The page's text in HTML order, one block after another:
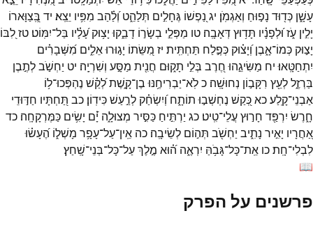
עָשָׁ֑ן כְּד֖וּד נָפ֣וּחַ וְאַגְמֹֽן׃ יג נַ֭פְשׁוֹ גֶּחָלִ֣ים תְּלַהֵ֑ט וְ֝לַ֗הַב מִפִּ֥יו יֵצֵֽא׃ יד בְּֽ֭צַוָּארוֹ
יָלִ֣ין עֹ֑זוּ֝לְפָנָ֗יו תָּד֥וּץדְּאָבָֽה׃ טו מַפְּלֵ֣י בְשָׂר֣וֹ דָבֵ֑קוּ יָצ֥וּק עָ֝לָ֗יו בַּל־יִמּֽוֹט׃ טזלִ֭בּוֹ
יָצ֣וּק כְּמוֹ־אָ֑בֶן וְ֝יָצ֗וּק כְּפֶ֣לַח תַּחְתִּֽית׃ יז מִ֭שֵּׂתוֹ יָג֣וּרוּאֵלִ֑ים מִ֝שְּׁבָרִ֗ים
יִתְחַטָּֽאוּ׃ יח מַשִּׂיגֵ֣הוּ חֶ֭רֶב בְּלִ֣י תָק֑וּם חֲנִ֖ית מַסָּ֣ע וְשִׁרְיָֽה׃ יט יַחְשֹׁ֣בלְתֶ֣בֶן
בַּרְזֶ֑ללְעֵ֖ץ רִקָּב֣וֹן נְחוּשָֽׁה׃ כלֹֽא־יַבְרִיחֶ֥נּוּ בֶן־קָ֑שֶׁתלְ֝קַ֗שׁ נֶהְפְּכוּ־ל֥וֹ
אַבְנֵי־קָֽלַע׃כאכְּ֭קַשׁ נֶחְשְׁב֣וּ תוֹתָ֑ח וְ֝יִשְׂחַ֗ק לְרַ֣עַשׁכִּידֽוֹן׃ כב תַּ֭חְתָּיו חַדּ֣וּדֵי
חָ֑רֶשׂ יִרְפַּ֖ד חָר֣וּץעֲלֵי־טִֽיט׃ כג יַרְתִּ֣יחַ כַּסִּ֣יר מְצוּלָ֑ה יָ֝֗ם יָשִׂ֥ים כַּמֶּרְקָחָֽה׃ כד
אַ֭חֲרָיו יָאִ֣יר נָתִ֑יב יַחְשֹׁ֖ב תְּה֣וֹם לְשֵׂיבָֽה׃ כה אֵֽין־עַל־עָפָ֥ר מָשְׁל֑וֹ הֶ֝עָשׂ֗וּ
לִבְלִי־חָֽת׃כו אֵֽת־כָּל־גָּבֹ֥הַּ יִרְאֶ֑ה ה֝֗וּא מֶ֣לֶךְעַל־כָּל־בְּנֵי־שָֽׁחַץ׃
📖
פרשנים על הפרק